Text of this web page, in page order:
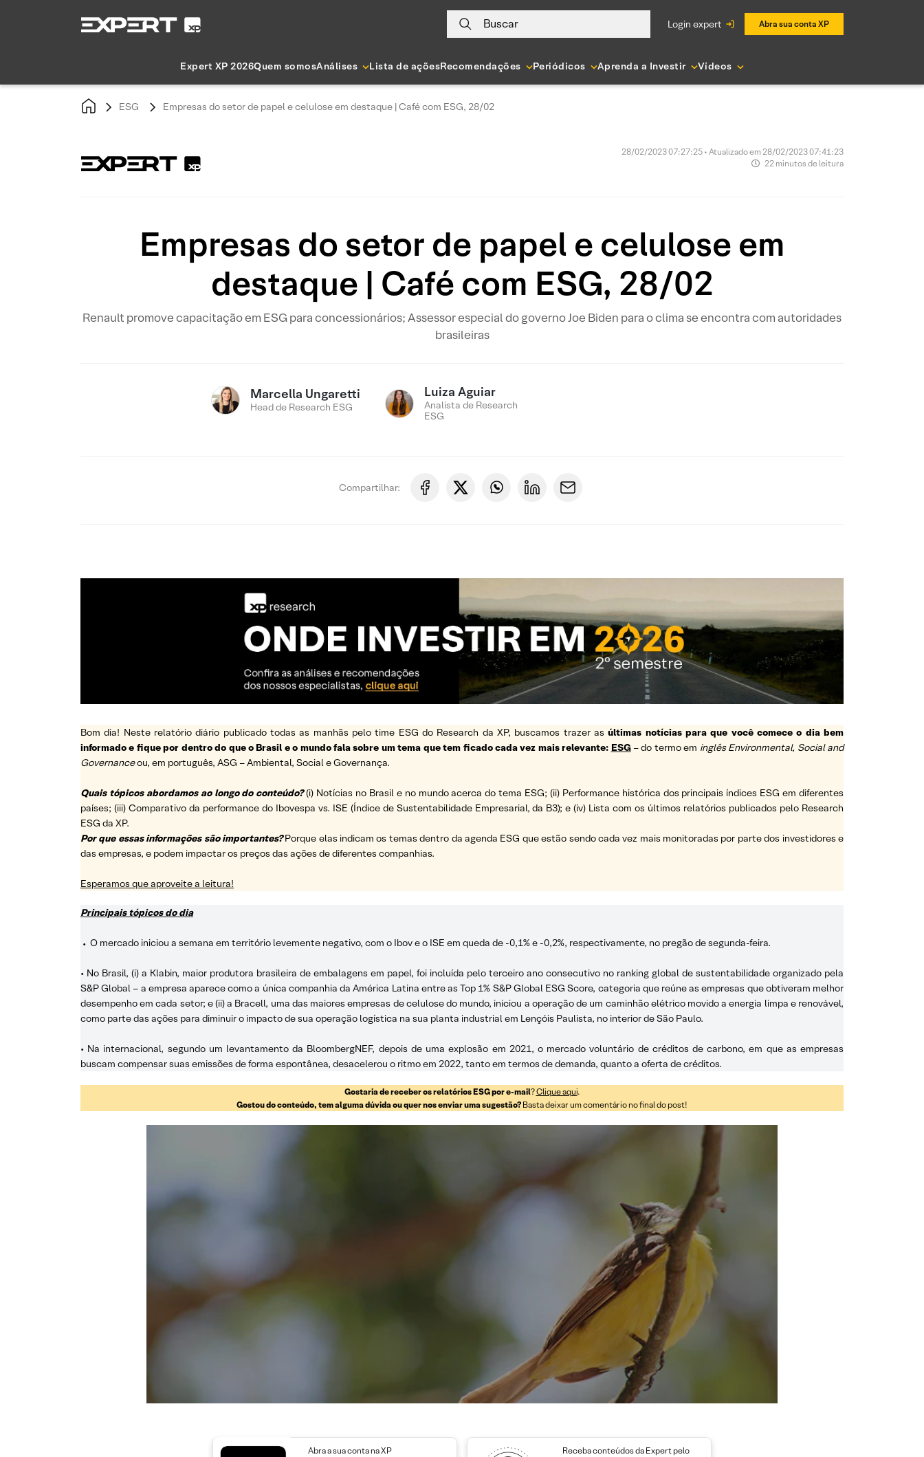
Buscar login expert Abra sua conta XP
Expert XP 2026Quem somosAnálises Lista de açõesRecomendações Periódicos Aprenda a Investir Vídeos
ESG Empresas do setor de papel e celulose em destaque | Café com ESG, 28/02
28/02/2023 07:27:25 • Atualizado em 28/02/2023 07:41:23
22 minutos de leitura
Empresas do setor de papel e celulose em
destaque | Café com ESG, 28/02
Renault promove capacitação em ESG para concessionários; Assessor especial do governo Joe Biden para o clima se encontra com autoridades
brasileiras
Marcella Ungaretti
Head de Research ESG
Luiza Aguiar
Analista de Research
ESG
Compartilhar:
Bom dia! Neste relatório diário publicado todas as manhãs pelo time ESG do Research da XP, buscamos trazer asúltimas notícias para que você comece o dia bem
informado e fique por dentro do que o Brasil e o mundo fala sobre um tema que tem ficado cada vez mais relevante: ESG – do termo em inglês Environmental, Social and
Governanceou, em português, ASG – Ambiental, Social e Governança.
Quais tópicos abordamos ao longo do conteúdo? (i) Notícias no Brasil e no mundo acerca do tema ESG; (ii) Performance histórica dos principais índices ESG em diferentes
países; (iii) Comparativo da performance do Ibovespa vs. ISE (Índice de Sustentabilidade Empresarial, da B3); e (iv) Lista com os últimos relatórios publicados pelo Research
ESG da XP.
Por que essas informações são importantes?Porque elas indicam os temas dentro da agenda ESG que estão sendo cada vez mais monitoradas por parte dos investidores e
das empresas, e podem impactar os preços das ações de diferentes companhias.
Esperamos que aproveite a leitura!
Principais tópicos do dia
• O mercado iniciou a semana em território levemente negativo, com o Ibov e o ISE em queda de -0,1% e -0,2%, respectivamente, no pregão de segunda-feira.
• No Brasil, (i) a Klabin, maior produtora brasileira de embalagens em papel, foi incluída pelo terceiro ano consecutivo no ranking global de sustentabilidade organizado pela
S&P Global – a empresa aparece como a única companhia da América Latina entre as Top 1% S&P Global ESG Score, categoria que reúne as empresas que obtiveram melhor
desempenho em cada setor; e (ii) a Bracell, uma das maiores empresas de celulose do mundo, iniciou a operação de um caminhão elétrico movido a energia limpa e renovável,
como parte das ações para diminuir o impacto de sua operação logística na sua planta industrial em Lençóis Paulista, no interior de São Paulo.
• Na internacional, segundo um levantamento da BloombergNEF, depois de uma explosão em 2021, o mercado voluntário de créditos de carbono, em que as empresas
buscam compensar suas emissões de forma espontânea, desacelerou o ritmo em 2022, tanto em termos de demanda, quanto a oferta de créditos.
Gostaria de receber os relatórios ESG por e-mail?Clique aqui.
Gostou do conteúdo, tem alguma dúvida ou quer nos enviar uma sugestão? Basta deixar um comentário no final do post!
Abra a sua conta na XP
Receba conteúdos da Expert pelo